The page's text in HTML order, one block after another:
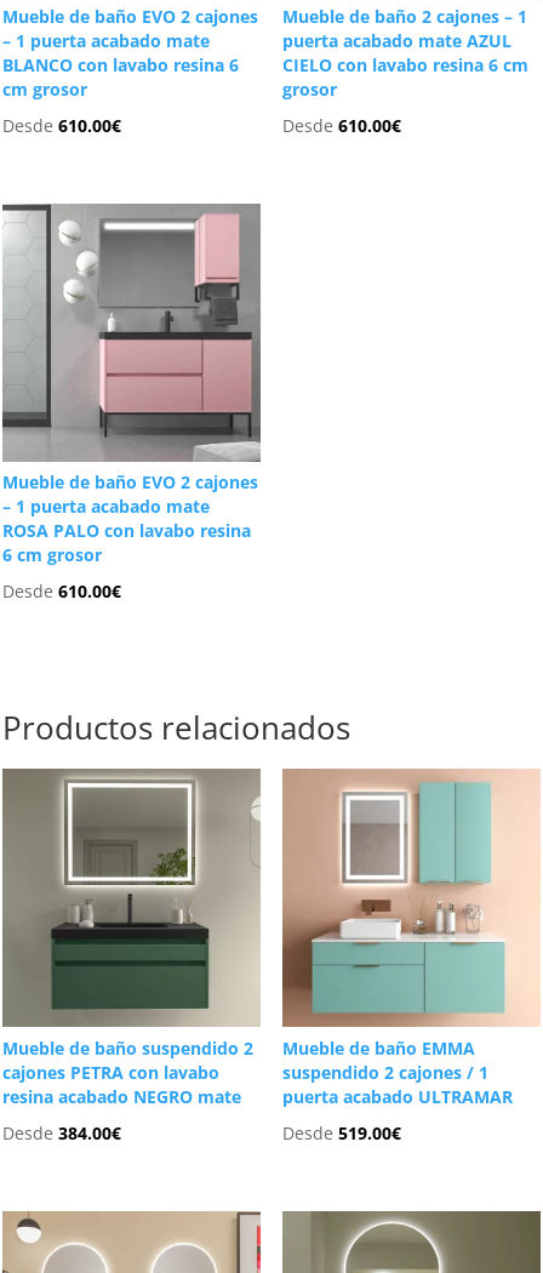
Mueble de baño EVO 2 cajones
– 1 puerta acabado mate
BLANCO con lavabo resina 6
cm grosor
Desde610.00€
Mueble de baño 2 cajones – 1
puerta acabado mate AZUL
CIELO con lavabo resina 6 cm
grosor
Desde 610.00€
Mueble de baño EVO 2 cajones
– 1 puerta acabado mate
ROSA PALO con lavabo resina
6 cm grosor
Desde610.00€
Productos relacionados
Mueble de baño suspendido 2
cajones PETRA con lavabo
resina acabado NEGRO mate
Desde384.00€
Mueble de baño EMMA
suspendido 2 cajones / 1
puerta acabado ULTRAMAR
Desde 519.00€